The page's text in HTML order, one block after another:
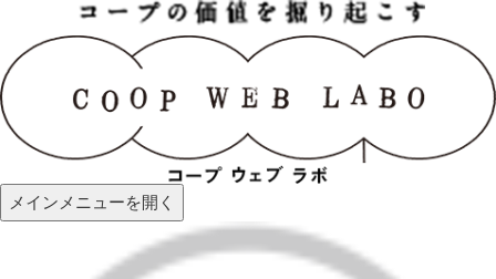
メインメニューを開く